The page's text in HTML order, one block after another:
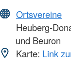
Ortsvereine
Heuberg-
und Beuron
Karte: Link